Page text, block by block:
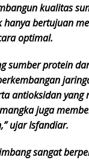
kualitas
bertujuan
optimal.
sumber protein
antioksidan
juga
ujar Isfandiar.
sangat